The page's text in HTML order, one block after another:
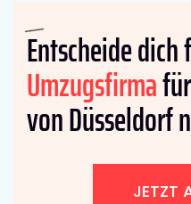
Entscheide
Umzugsfirma
von Düsseldorf
JETZT